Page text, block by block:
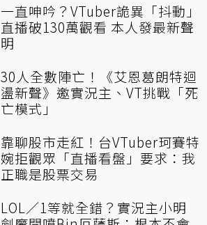
一直呻吟？VTuber詭異「抖動」
直播破130萬觀看 本人發最新聲
明
30人全數陣亡！《艾恩葛朗特迴
盪新聲》邀實況主、VT挑戰「死
亡模式」
靠聊股市走紅！台VTuber珂賽特
婉拒觀眾「直播看盤」要求：我
正職是股票交易
LOL／1等就全錯？實況主小明